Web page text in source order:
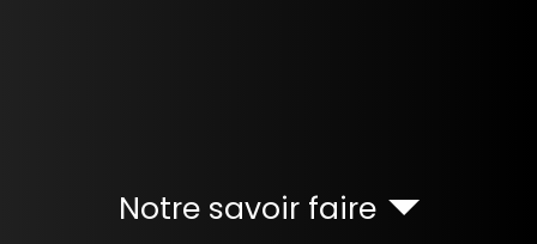
Notre savoir faire